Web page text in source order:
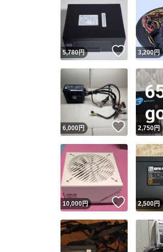
5,780円 いいね！
3,200円
6,000円 いいね！
2,750円
10,000円 いいね！
2,500円